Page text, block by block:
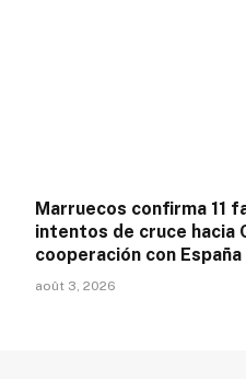
Marruecos confirma 11
intentos de cruce hacia
cooperación con España
août 3, 2026